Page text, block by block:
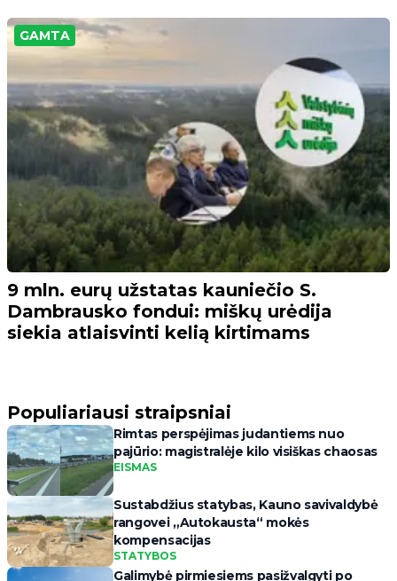
GAMTA
9 mln. eurų užstatas kauniečio S.
Dambrausko fondui: miškų urėdija
siekia atlaisvinti kelią kirtimams
Populiariausi straipsniai
Rimtas perspėjimas judantiems nuo
pajūrio: magistralėje kilo visiškas chaosas
EISMAS
Sustabdžius statybas, Kauno savivaldybė
rangovei „Autokausta“ mokės
kompensacijas
STATYBOS
Galimybė pirmiesiems pasižvalgyti po